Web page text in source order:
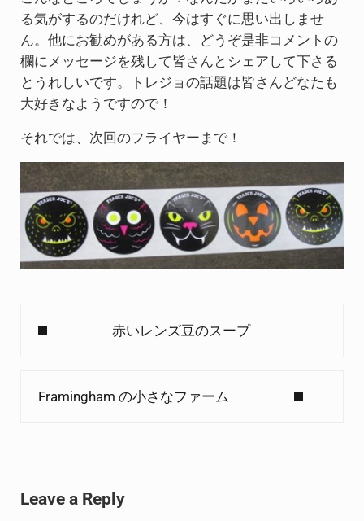
る気がするのだけれど、今はすぐに思い出しませ
ん。他にお勧めがある方は、どうぞ是非コメントの
欄にメッセージを残して皆さんとシェアして下さる
とうれしいです。トレジョの話題は皆さんどなたも
大好きなようですので！
それでは、次回のフライヤーまで！
赤いレンズ豆のスープ
Framingham の小さなファーム
Leave a Reply